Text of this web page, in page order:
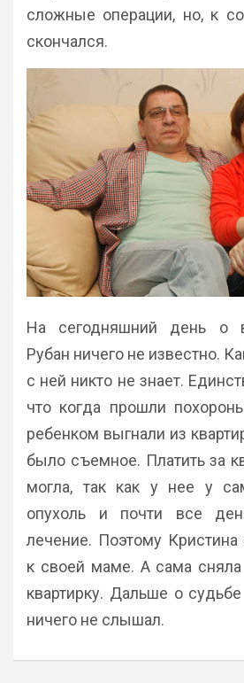
сложные операции, но, к
скончался.
На сегодняшний день о
Рубан ничего не известно.
с ней никто не знает.
что когда прошли
ребенком выгнали из
было съемное. Платить за
могла, так как у нее у
опухоль и почти все
лечение. Поэтому Кристина
к своей маме. А сама
квартирку. Дальше о
ничего не слышал.